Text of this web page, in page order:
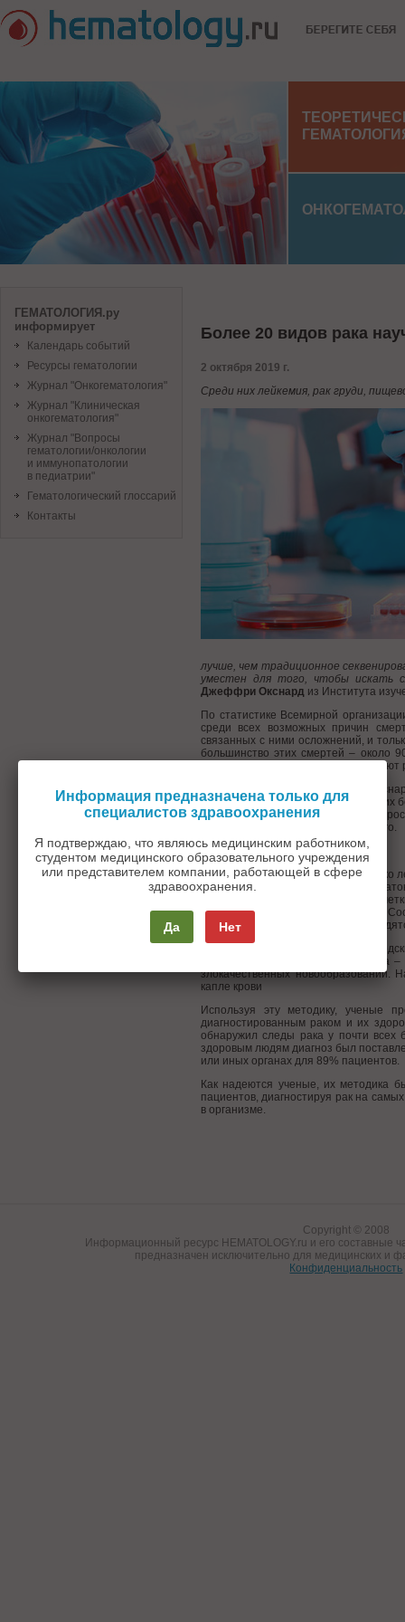
ГЕМАТОЛОГИЯ.ру
информирует
Календарь событий
Ресурсы гематологии
Журнал "Онкогематология"
Журнал "Клиническая
онкогематология"
Журнал "Вопросы
гематологии/онкологии
и иммунопатологии
в педиатрии"
Гематологический глоссарий
Контакты
Более 20 видов рака
2 октября 2019 г.
Среди них лейкемия, рак груди,
лучше, чем традиционное
уместен для того, чтобы искать
Джеффри Окснард из Института
По статистике Всемирной
среди всех возможных причин
связанных с ними осложнений, и
большинство этих смертей – около
поздно, когда его клетки уже
Такие соображения заставляют
ранней диагностики рака и делать
и их зарубежные коллеги создали
определенных генов в моче больного.
По следам опухоли
Окснард и его команда уже несколько
не по появлению конкретных
так называемые эпигенетические
считывает различные участки ДНК.
неправильно или некорректно
Руководствуясь этой идеей,
развитии двух десятков видов
злокачественных новообразований.
капле крови
Используя эту методику, ученые
диагностированным раком и их
обнаружил следы рака у почти всех
здоровым людям диагноз был
или иных органах для 89% пациентов.
Как надеются ученые, их методика
пациентов, диагностируя рак на
в организме.
Copyright © 2008
Информационный ресурс HEMATOLOGY.ru и его составные
предназначен исключительно для медицинских и
Конфиденциальность
Информация предназначена только для
специалистов здравоохранения
Я подтверждаю, что являюсь медицинским работником,
студентом медицинского образовательного учреждения
или представителем компании, работающей в сфере
здравоохранения.
Да Нет